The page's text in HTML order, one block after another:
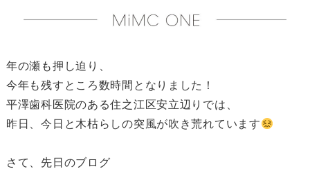
年の瀬も押し迫り、
今年も残すところ数時間となりました！
平澤歯科医院のある住之江区安立辺りでは、
昨日、今日と木枯らしの突風が吹き荒れています
さて、先日のブログ